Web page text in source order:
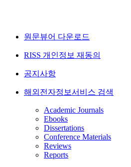
원문뷰어 다운로드
RISS 개인정보 재동의
공지사항
해외전자정보서비스 검색
Academic Journals
Ebooks
Dissertations
Conference Materials
Reviews
Reports